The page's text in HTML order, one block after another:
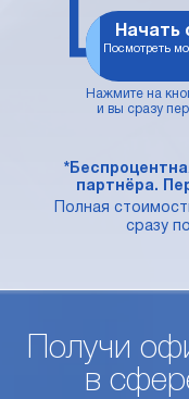
Начать
Посмотреть
Нажмите на
и вы сразу
партнёра.
Полная
сразу
Получи
в